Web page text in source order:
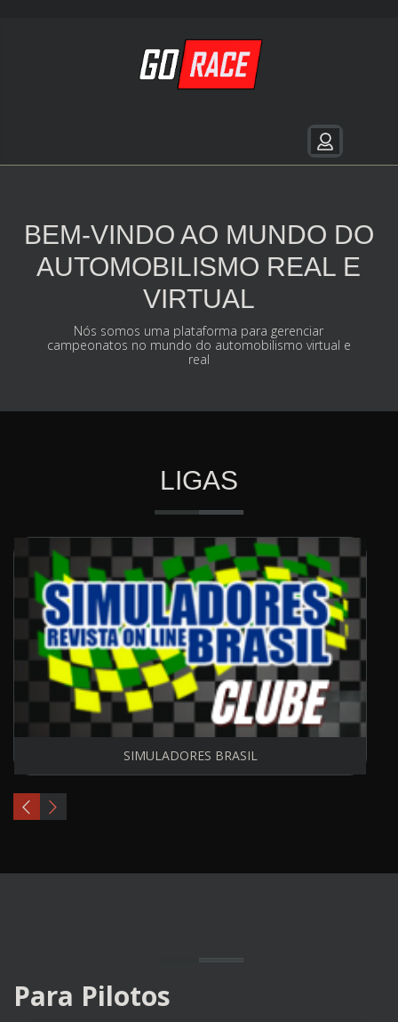
BEM-VINDO AO MUNDO DO
AUTOMOBILISMO REAL E
VIRTUAL
Nós somos uma plataforma para gerenciar
campeonatos no mundo do automobilismo virtual e
real
LIGAS
SIMULADORES BRASIL
Para Pilotos